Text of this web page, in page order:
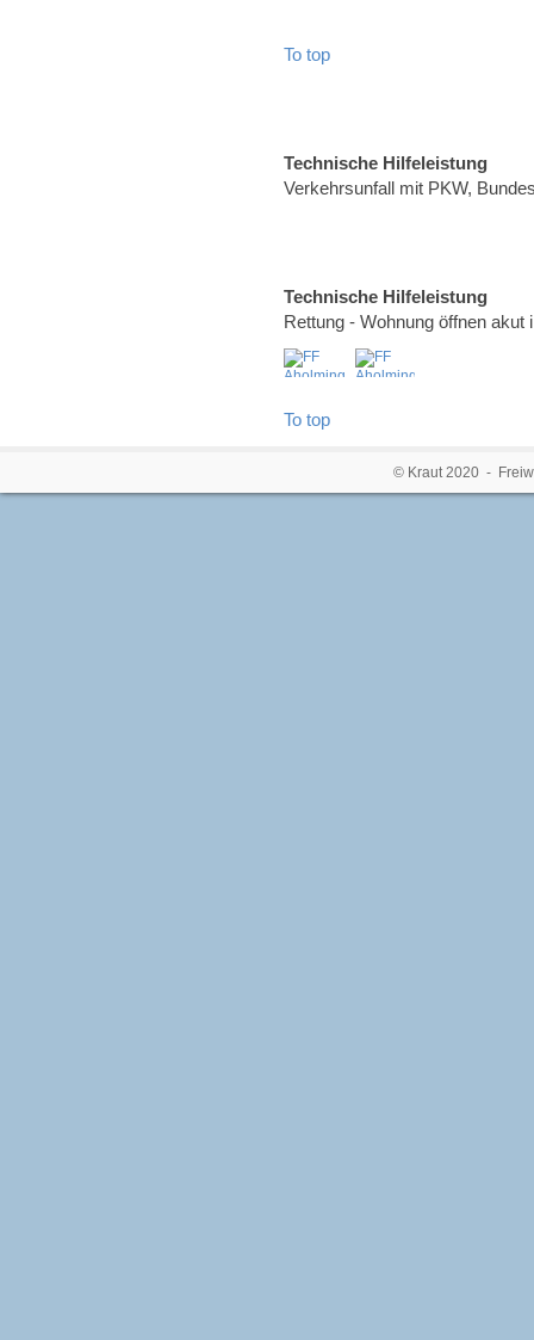
To top
Technische Hilfeleistung
Verkehrsunfall mit PKW,
Technische Hilfeleistung
Rettung - Wohnung öffnen
To top
© Kraut 2020 -